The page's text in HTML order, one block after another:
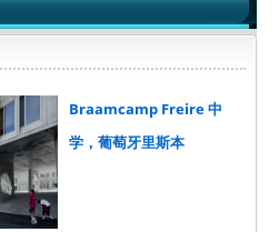
Braamcamp Freire 中
学，葡萄牙里斯本